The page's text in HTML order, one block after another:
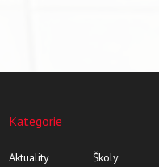
Kategorie
Aktuality Školy